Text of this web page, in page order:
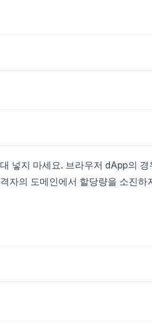
넣지 마세요. 브라우저 dApp의 경
자의 도메인에서 할당량을 소진하